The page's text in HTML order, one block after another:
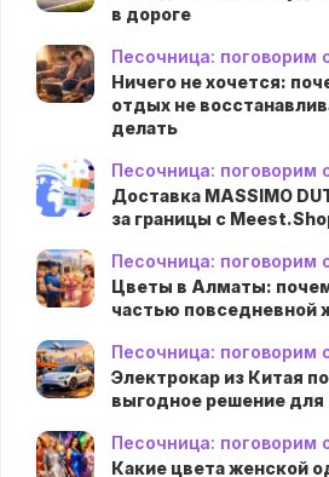
в дороге
Песочница: поговорим
Ничего не хочется:
отдых не
делать
Песочница: поговорим
Доставка MASSIMO
за границы с
Песочница: поговорим
Цветы в Алматы:
частью повседневной
Песочница: поговорим
Электрокар из Китая
выгодное решение для
Песочница: поговорим
Какие цвета женской